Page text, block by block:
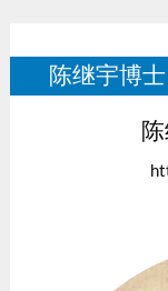
陈继宇博